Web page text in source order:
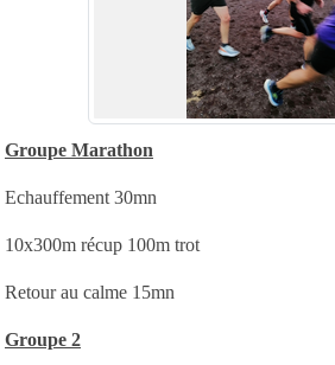
Groupe Marathon
Echauffement 30mn
10x300m récup 100m trot
Retour au calme 15mn
Groupe 2